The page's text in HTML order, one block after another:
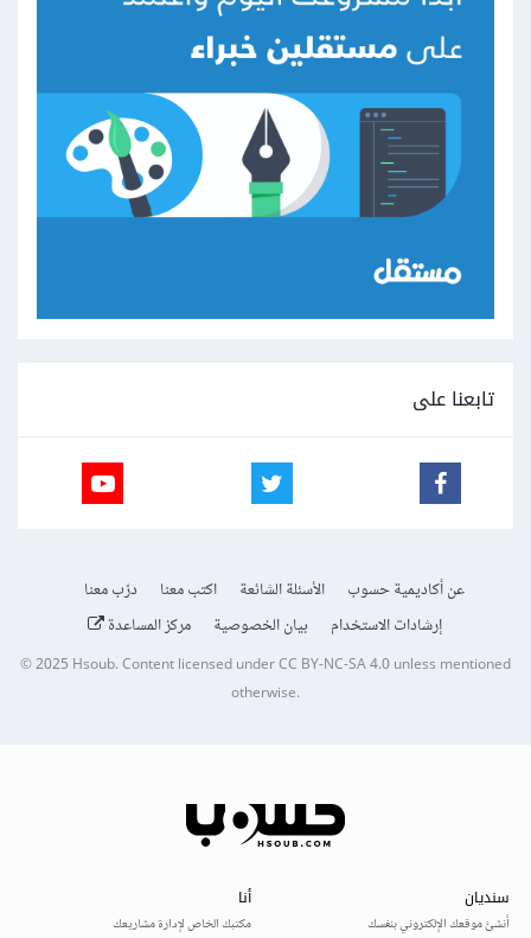
تابعنا على
عن أكاديمية حسوب الأسئلة الشائعة اكتب معنا
درّب معنا
إرشادات الاستخدام
بيان الخصوصية مركز المساعدة
© 2025Hsoub.Content licensed underCC BY-NC-SA 4.0unless mentioned
otherwise.